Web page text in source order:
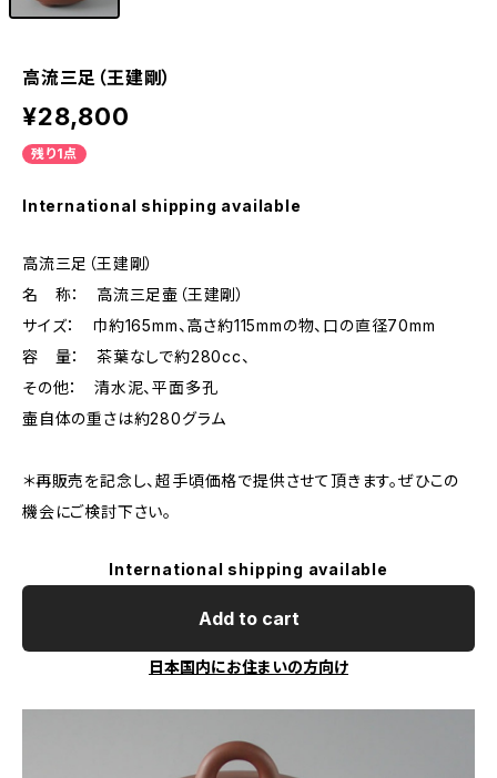
高流三足（王建剛）
¥28,800
残り1点
International shipping available
高流三足（王建剛）
名 称： 高流三足壷（王建剛）
サイズ： 巾約165mm、高さ約115mmの物、口の直径70mm
容 量： 茶葉なしで約280cc、
その他： 清水泥、平面多孔
壷自体の重さは約280グラム
＊再販売を記念し、超手頃価格で提供させて頂きます。ぜひこの
機会にご検討下さい。
International shipping available
Add to cart
日本国内にお住まいの方向け